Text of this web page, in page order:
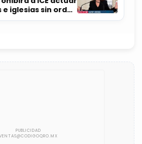
iglesias sin orden
judicial